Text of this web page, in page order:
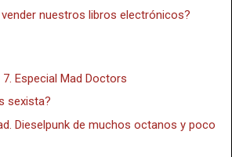
vender nuestros libros electrónicos?
Especial Mad Doctors
sexista?
Dieselpunk de muchos octanos y poco